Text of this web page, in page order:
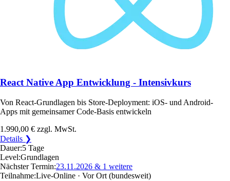
React Native App Entwicklung - Intensivkurs
Von React-Grundlagen bis Store-Deployment: iOS- und Android-
Apps mit gemeinsamer Code-Basis entwickeln
1.990,00 € zzgl. MwSt.
Details ❯
Dauer:5 Tage
Level:Grundlagen
Nächster Termin:23.11.2026 & 1 weitere
Teilnahme:Live-Online · Vor Ort (bundesweit)